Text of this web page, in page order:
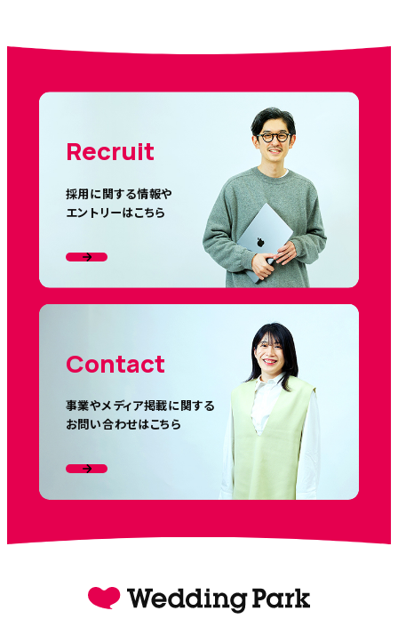
Recruit
採用に関する情報や
エントリーはこちら
Contact
事業やメディア掲載に関する
お問い合わせはこちら